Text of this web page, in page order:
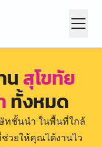
นสุโขทัย
ทั้งหมด
ทชั้นนำ ในพื้นที่ใกล้
วยให้คุณได้งานไว